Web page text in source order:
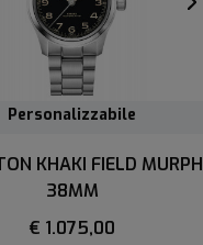
Personalizzabile
KHAKI FIELD MURPH
38MM
€ 1.075,00